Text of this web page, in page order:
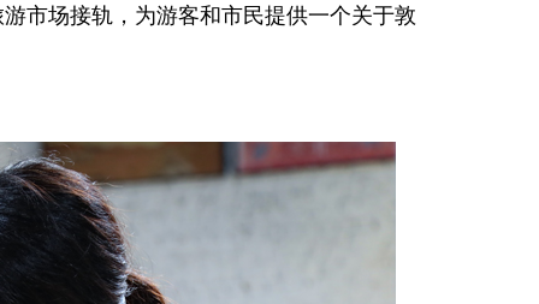
市场接轨，为游客和市民提供一个关于敦